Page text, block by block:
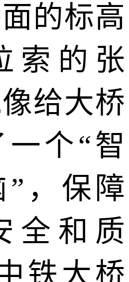
的标高
索的张
给大桥
个“智
”，保障
全和质
铁大桥